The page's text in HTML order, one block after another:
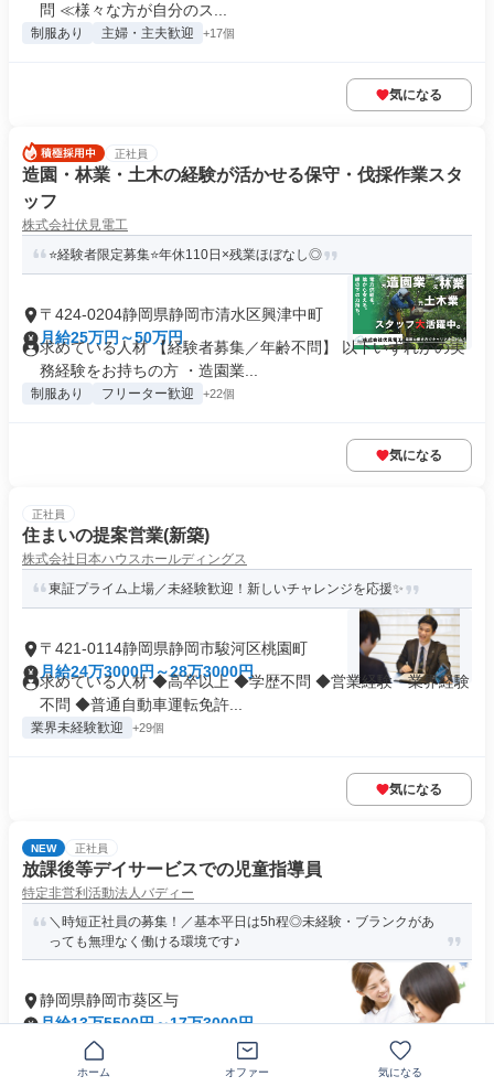
問 ≪様々な方が自分のス...
制服あり 主婦・主夫歓迎 +17個
気になる
正社員
造園・林業・土木の経験が活かせる保守・伐採作業スタ
ッフ
株式会社伏見電工
⭐️経験者限定募集⭐️年休110日×残業ほぼなし◎
〒424-0204静岡県静岡市清水区興津中町
月給25万円～50万円
求めている人材 【経験者募集／年齢不問】 以下いずれかの実
務経験をお持ちの方 ・造園業...
制服あり フリーター歓迎 +22個
気になる
正社員
住まいの提案営業(新築)
株式会社日本ハウスホールディングス
東証プライム上場／未経験歓迎！新しいチャレンジを応援✨
〒421-0114静岡県静岡市駿河区桃園町
月給24万3000円～28万3000円
求めている人材 ◆高卒以上 ◆学歴不問 ◆営業経験・業界経験
不問 ◆普通自動車運転免許...
業界未経験歓迎 +29個
気になる
NEW 正社員
放課後等デイサービスでの児童指導員
特定非営利活動法人バディー
＼時短正社員の募集！／基本平日は5h程◎未経験・ブランクがあ
っても無理なく働ける環境です♪
静岡県静岡市葵区与
月給13万5500円～17万3000円
ついて 不明な方はお問い合...
扶養内勤務OK
ホーム オファー 気になる